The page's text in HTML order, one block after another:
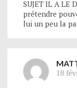
SUJET IL A LE
prétendre
lui un peu la
18